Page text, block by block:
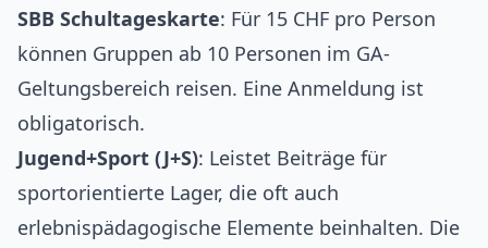
SBB Schultageskarte: Für 15 CHF pro Person
können Gruppen ab 10 Personen im GA-
Geltungsbereich reisen. Eine Anmeldung ist
obligatorisch.
Jugend+Sport (J+S): Leistet Beiträge für
sportorientierte Lager, die oft auch
erlebnispädagogische Elemente beinhalten. Die